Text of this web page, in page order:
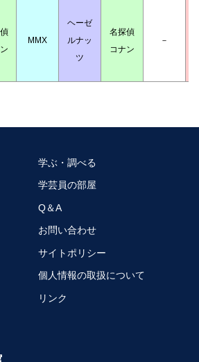
MMX
ヘーゼ
ルナッ
ツ
名探偵
コナン
－
学ぶ・調べる
学芸員の部屋
Q＆A
お問い合わせ
サイトポリシー
個人情報の取扱について
リンク